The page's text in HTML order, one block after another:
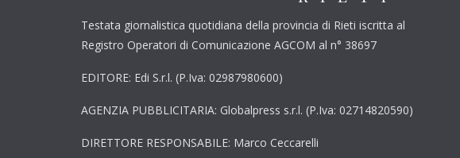
Testata giornalistica quotidiana della provincia di Rieti iscritta al
Registro Operatori di Comunicazione AGCOM al n° 38697
EDITORE: Edi S.r.l. (P.Iva: 02987980600)
AGENZIA PUBBLICITARIA: Globalpress s.r.l. (P.Iva: 02714820590)
DIRETTORE RESPONSABILE: Marco Ceccarelli